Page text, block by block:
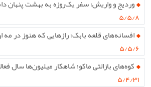
وردیج و واریش؛ سفر یک‌روزه به بهشت پنهان
۵/۵/۸
افسانه‌های قلعه بابک؛ رازهایی که هنوز در مه
۵/۵/۶
کوه‌های بازالتی ماکو؛ شاهکار میلیون‌ها سال
۵/۴/۳۱